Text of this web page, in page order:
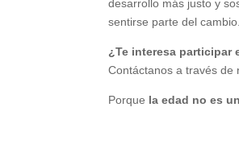
desarrollo más justo y
sentirse parte del cambio.
¿Te interesa participar
Contáctanos a través de
Porque la edad no es